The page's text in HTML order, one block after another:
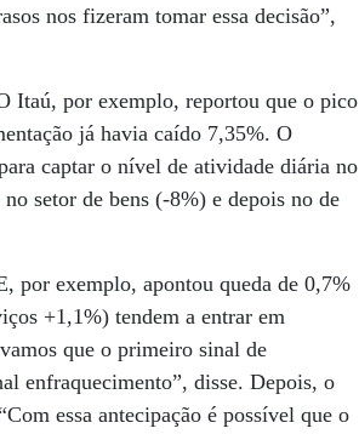
nos fizeram tomar essa decisão”,
Itaú, por exemplo, reportou que o pico
já havia caído 7,35%. O
captar o nível de atividade diária no
setor de bens (-8%) e depois no de
por exemplo, apontou queda de 0,7%
+1,1%) tendem a entrar em
que o primeiro sinal de
enfraquecimento”, disse. Depois, o
essa antecipação é possível que o